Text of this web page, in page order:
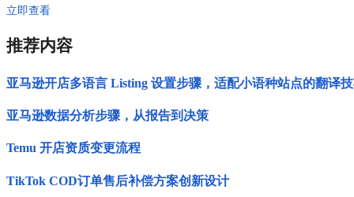
立即查看
推荐内容
亚马逊开店多语言 Listing 设置步骤，适配小语种站点的翻译
亚马逊数据分析步骤，从报告到决策
Temu 开店资质变更流程
TikTok COD订单售后补偿方案创新设计